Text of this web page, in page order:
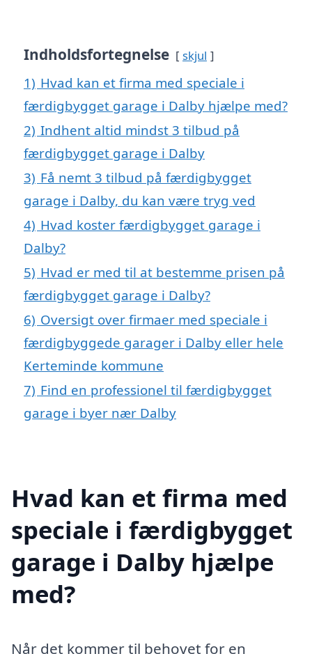
Indholdsfortegnelse skjul
1) Hvad kan et firma med speciale i
færdigbygget garage i Dalby hjælpe med?
2) Indhent altid mindst 3 tilbud på
færdigbygget garage i Dalby
3) Få nemt 3 tilbud på færdigbygget
garage i Dalby, du kan være tryg ved
4) Hvad koster færdigbygget garage i
Dalby?
5) Hvad er med til at bestemme prisen på
færdigbygget garage i Dalby?
6) Oversigt over firmaer med speciale i
færdigbyggede garager i Dalby eller hele
Kerteminde kommune
7) Find en professionel til færdigbygget
garage i byer nær Dalby
Hvad kan et firma med
speciale i færdigbygget
garage i Dalby hjælpe
med?
Når det kommer til behovet for en